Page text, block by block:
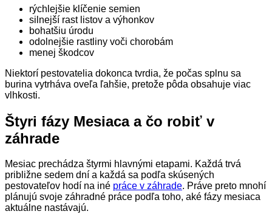
rýchlejšie klíčenie semien
silnejší rast listov a výhonkov
bohatšiu úrodu
odolnejšie rastliny voči chorobám
menej škodcov
Niektorí pestovatelia dokonca tvrdia, že počas splnu sa
burina vytrháva oveľa ľahšie, pretože pôda obsahuje viac
vlhkosti.
Štyri fázy Mesiaca a čo robiť v
záhrade
Mesiac prechádza štyrmi hlavnými etapami. Každá trvá
približne sedem dní a každá sa podľa skúsených
pestovateľov hodí na iné práce v záhrade. Práve preto mnohí
plánujú svoje záhradné práce podľa toho, aké fázy mesiaca
aktuálne nastávajú.